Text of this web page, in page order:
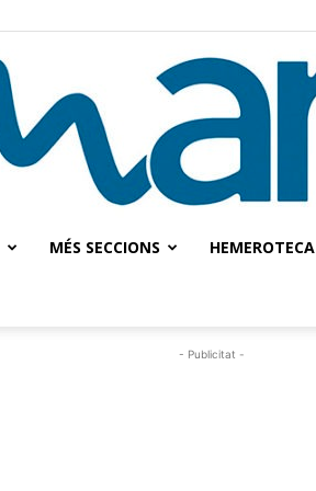
MÉS SECCIONS HEMEROTECA
- Publicitat -